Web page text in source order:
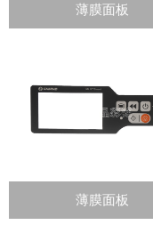
薄膜面板
薄膜面板